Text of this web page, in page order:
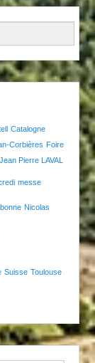
Catalogne
Corbières Foire
Jean Pierre LAVAL
messe
Nicolas
Suisse Toulouse